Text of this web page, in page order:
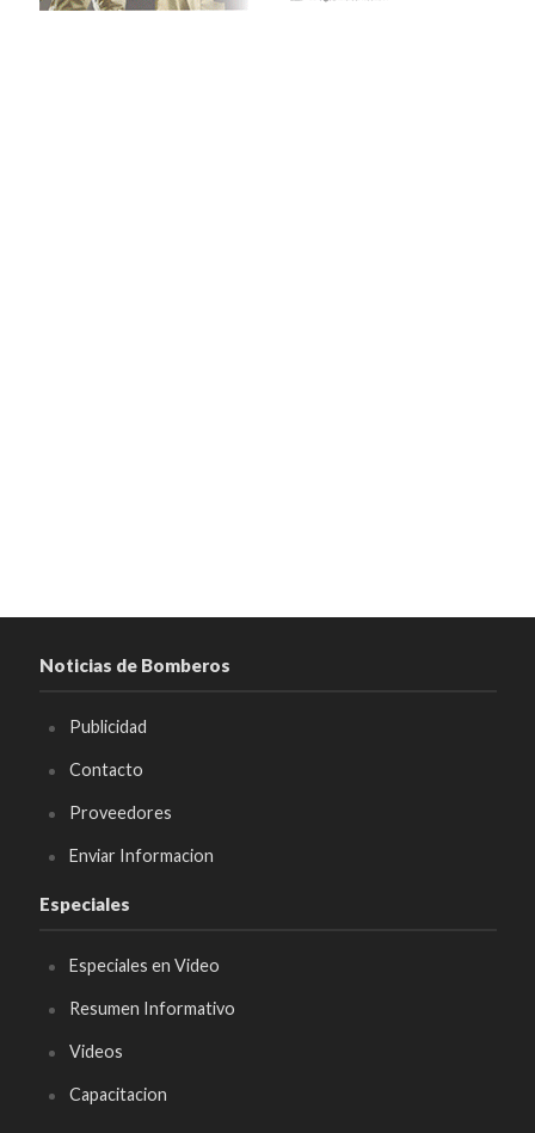
Noticias de Bomberos
Publicidad
Contacto
Proveedores
Enviar Informacion
Especiales
Especiales en Video
Resumen Informativo
Videos
Capacitacion